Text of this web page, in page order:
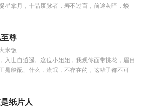
星拿月，十品废脉者，寿不过百，前途灰暗，蝼
尊
米饭
入世自逍遥。这位小姐姐，我观你面带桃花，眉目
是般配。什么，流氓，不存在的，这辈子都不可
纸片人